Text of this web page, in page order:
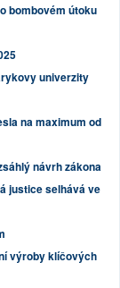
bombovém útoku
univerzity
na maximum od
návrh zákona
justice selhává ve
výroby klíčových